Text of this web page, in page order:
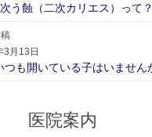
う蝕（二次カリエス）って？
3月13日
つも開いている子はいません
医院案内